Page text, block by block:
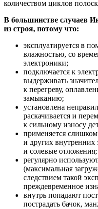
количеством циклов
В большинстве случаев
из строя, потому что:
эксплуатируется в
влажностью, со
электроники;
подключается к
выдерживать
к перегреву,
замыканию;
установлена
раскачивается и
к сильному износу
применяется слишком
и других внутренних
и солевые отложения;
регулярно
(максимальная
следствием такой
преждевременное
внутрь попадают
пострадать бачок,